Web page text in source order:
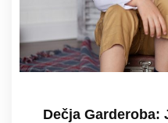
Dečja Garderoba: